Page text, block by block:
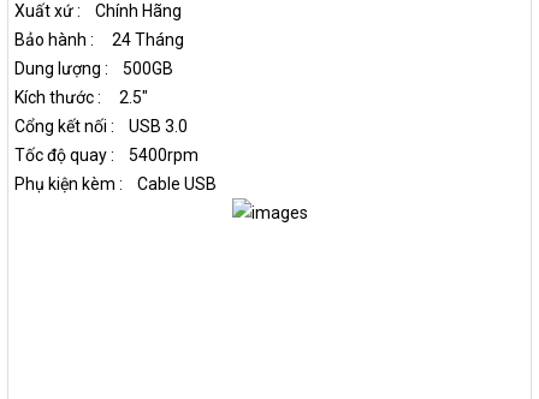
Xuất xứ : Chính Hãng
Bảo hành : 24 Tháng
Dung lượng : 500GB
Kích thước : 2.5"
Cổng kết nối : USB 3.0
Tốc độ quay : 5400rpm
Phụ kiện kèm : Cable USB